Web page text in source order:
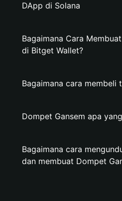
DApp di Solana
Bagaimana Cara
di Bitget Wallet?
Bagaimana cara membeli
Dompet Gansem apa
Bagaimana cara
dan membuat Dompet